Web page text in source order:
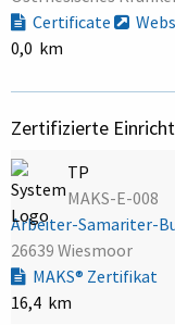
Certificate
0,0 km
Zertifizierte
TP
MAKS-E-008
Arbeiter-Samariter-
26639 Wiesmoor
MAKS® Zertifikat
16,4 km